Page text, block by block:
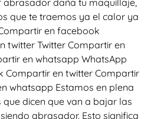
abrasador daña tu maquillaje,
que te traemos ya el calor ya
en facebook
twitter Twitter Compartir en
en whatsapp WhatsApp
Compartir en twitter Compartir
whatsapp Estamos en plena
dicen que van a bajar las
abrasador. Esto significa